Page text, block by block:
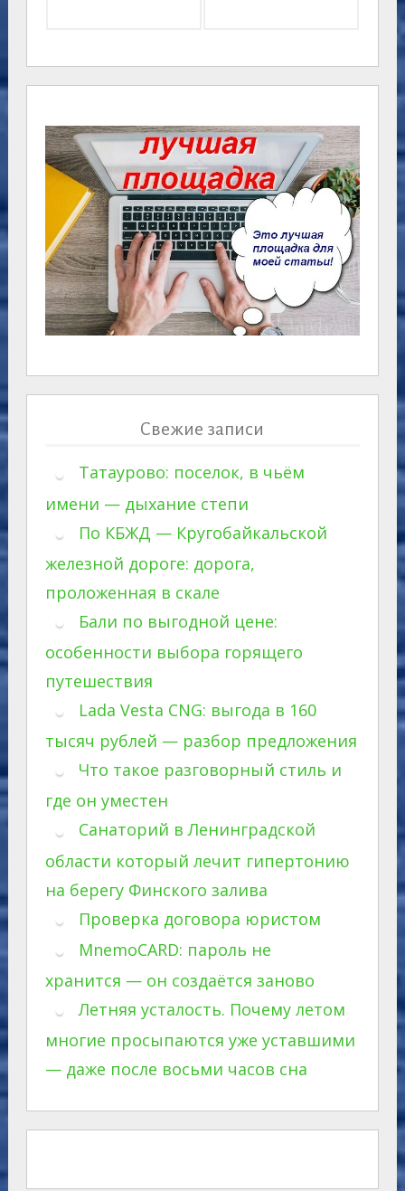
Свежие записи
Татаурово: поселок, в чьём
имени — дыхание степи
По КБЖД — Кругобайкальской
железной дороге: дорога,
проложенная в скале
Бали по выгодной цене:
особенности выбора горящего
путешествия
Lada Vesta CNG: выгода в 160
тысяч рублей — разбор предложения
Что такое разговорный стиль и
где он уместен
Санаторий в Ленинградской
области который лечит гипертонию
на берегу Финского залива
Проверка договора юристом
MnemoCARD: пароль не
хранится — он создаётся заново
Летняя усталость. Почему летом
многие просыпаются уже уставшими
— даже после восьми часов сна